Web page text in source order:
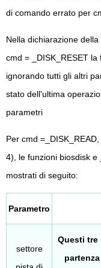
di comando errato per
Nella dichiarazione
cmd = _DISK_RESET
ignorando tutti gli altri
stato dell'ultima
parametri
Per cmd
4), le funzioni biosdisk
mostrati di seguito:
Parametro
settore
Questi tre